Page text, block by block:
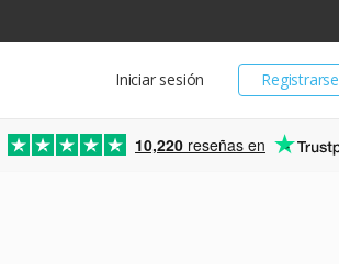
Registrarse
Iniciar sesión
10,220 reseñas en